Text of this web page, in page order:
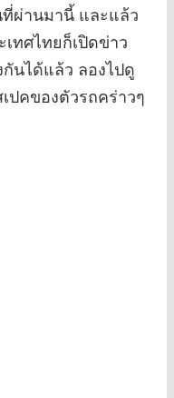
ที่ผ่านมานี้ และแล้ว
ทศไทยก็เปิดข่าว
นได้แล้ว ลองไปดู
ปคของตัวรถคร่าวๆ